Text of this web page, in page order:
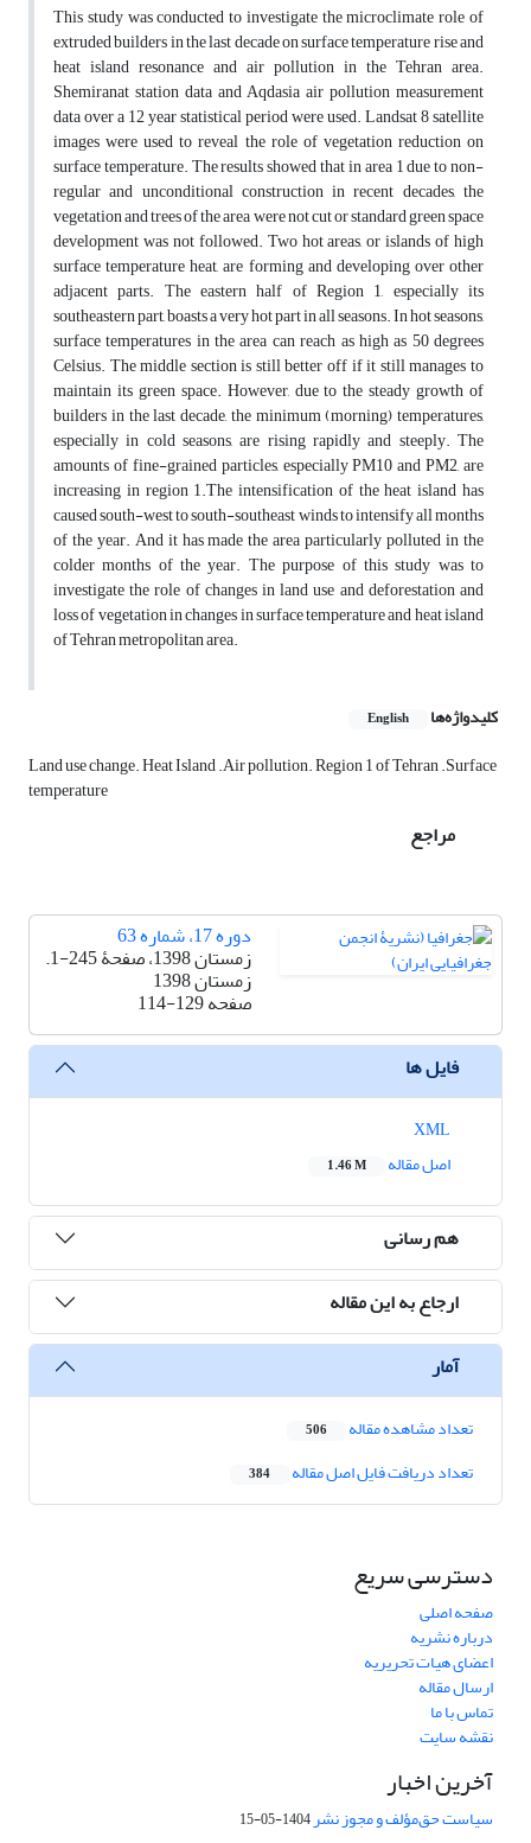
This study was conducted to investigate the microclimate role of
extruded builders in the last decade on surface temperature rise and
heat island resonance and air pollution in the Tehran area.
Shemiranat station data and Aqdasia air pollution measurement
data over a 12 year statistical period were used. Landsat 8 satellite
images were used to reveal the role of vegetation reduction on
surface temperature. The results showed that in area 1 due to non-
regular and unconditional construction in recent decades, the
vegetation and trees of the area were not cut or standard green space
development was not followed. Two hot areas, or islands of high
surface temperature heat, are forming and developing over other
adjacent parts. The eastern half of Region 1, especially its
southeastern part, boasts a very hot part in all seasons. In hot seasons,
surface temperatures in the area can reach as high as 50 degrees
Celsius. The middle section is still better off if it still manages to
maintain its green space. However, due to the steady growth of
builders in the last decade, the minimum (morning) temperatures,
especially in cold seasons, are rising rapidly and steeply. The
amounts of fine-grained particles, especially PM10 and PM2, are
increasing in region 1.The intensification of the heat island has
caused south-west to south-southeast winds to intensify all months
of the year. And it has made the area particularly polluted in the
colder months of the year. The purpose of this study was to
investigate the role of changes in land use and deforestation and
loss of vegetation in changes in surface temperature and heat island
of Tehran metropolitan area.
کلیدواژه‌ها English
Land use change. Heat Island .Air pollution. Region 1 of Tehran .Surface
temperature
مراجع
دوره 17، شماره 63
زمستان 1398، صفحۀ 245-1.
زمستان 1398
صفحه114-129
فایل ها
اصل مقاله
1.46 M
هم رسانی
ارجاع به این مقاله
آمار
تعداد مشاهده مقاله 506
تعداد دریافت فایل اصل مقاله 384
دسترسی سریع
صفحه اصلی
درباره نشریه
اعضای هیات تحریریه
ارسال مقاله
تماس با ما
نقشه سایت
آخرین اخبار
سیاست حق‌مؤلف و مجوز نشر1404-05-15